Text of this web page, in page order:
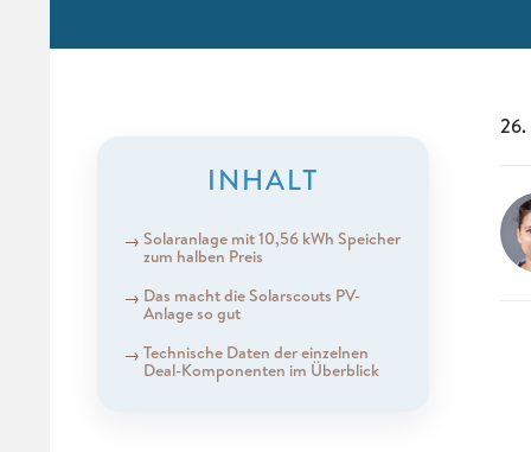
INHALT
Solaranlage mit 10,56 kWh Speicher
zum halben Preis
Das macht die Solarscouts PV-
Anlage so gut
Technische Daten der einzelnen
Deal-Komponenten im Überblick